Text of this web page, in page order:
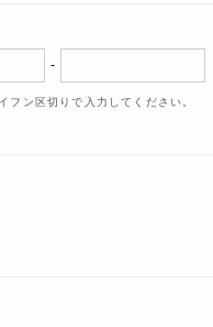
-
フン区切りで入力してください。